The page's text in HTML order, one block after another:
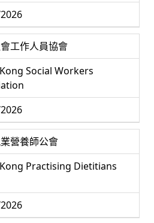
工作人員協會
Social Workers
營養師公會
Practising Dietitians